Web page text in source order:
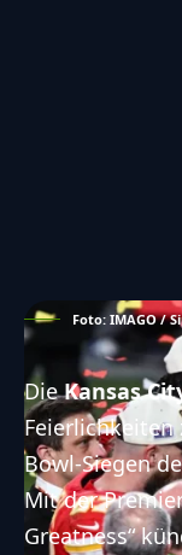
Foto: IMAGO /
DieKansas
Feierlichkeiten
Bowl-Siegen
Mit der
Greatness“